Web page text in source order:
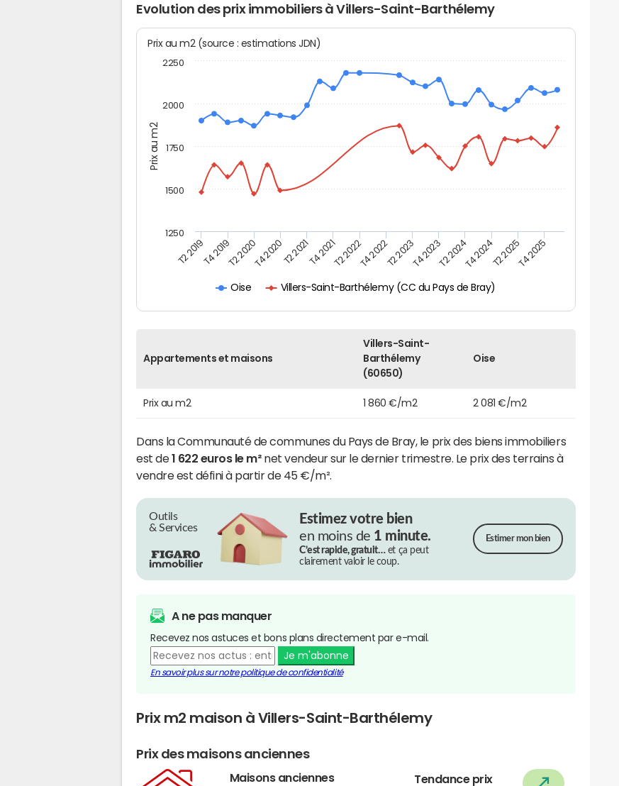
Evolution des prix immobiliers à Villers-Saint-Barthélemy
Prix au m2
Prix au m2 (source : estimations JDN)
Oise Villers-Saint-Barthélemy (CC du Pays de Bray)
T2 2019T4 2019T2 2020T4 2020T2 2021T4 2021T2 2022T4 2022T2 2023T4 2023T2 2024T4 2024T2 2025T4 2025
2000
1250
1500
1750
2250
Appartements et maisons
Villers-Saint-
Barthélemy
(60650)
Oise
Prix au m2 1 860 €/m2 2 081 €/m2
Dans la Communauté de communes du Pays de Bray, le prix des biens immobiliers
est de1 622 euros le m²net vendeur sur le dernier trimestre. Le prix des terrains à
vendre est défini à partir de 45 €/m².
Outils
& Services
Estimez votre bien
en moins de 1 minute.
C’est rapide, gratuit…et ça peut
clairement valoir le coup.
Estimer mon bien
A ne pas manquer
Recevez nos astuces et bons plans directement par e-mail.
Je m'abonne
En savoir plus sur notre politique de confidentialité
Prix m2 maison à Villers-Saint-Barthélemy
Prix des maisons anciennes
Maisons anciennes Tendance prix